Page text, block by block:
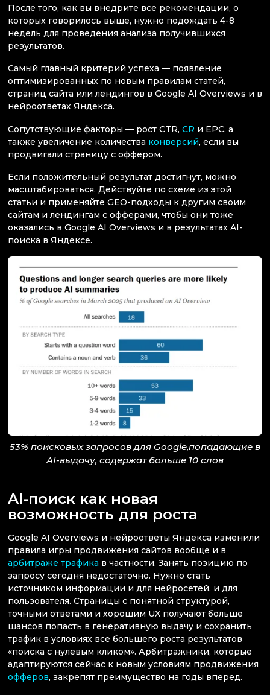
После того, как вы внедрите все рекомендации, о
которых говорилось выше, нужно подождать 4-8
недель для проведения анализа получившихся
результатов.
Самый главный критерий успеха — появление
оптимизированных по новым правилам статей,
страниц сайта или лендингов в Google AI Overviews и в
нейроответах Яндекса.
Сопутствующие факторы — рост CTR, CR и EPC, а
также увеличение количества конверсий, если вы
продвигали страницу с оффером.
Если положительный результат достигнут, можно
масштабироваться. Действуйте по схеме из этой
статьи и применяйте GEO-подходы к другим своим
сайтам и лендингам с офферами, чтобы они тоже
оказались в Google AI Overviews и в результатах AI-
поиска в Яндексе.
53% поисковых запросов для Google,попадающие в
AI-выдачу, содержат больше 10 слов
AI-поиск как новая
возможность для роста
Google AI Overviews и нейроответы Яндекса изменили
правила игры продвижения сайтов вообще и в
арбитраже трафика в частности. Занять позицию по
запросу сегодня недостаточно. Нужно стать
источником информации и для нейросетей, и для
пользователя. Страницы с понятной структурой,
точными ответами и хорошим UX получают больше
шансов попасть в генеративную выдачу и сохранить
трафик в условиях все большего роста результатов
«поиска с нулевым кликом». Арбитражники, которые
адаптируются сейчас к новым условиям продвижения
офферов, закрепят преимущество на годы вперед.